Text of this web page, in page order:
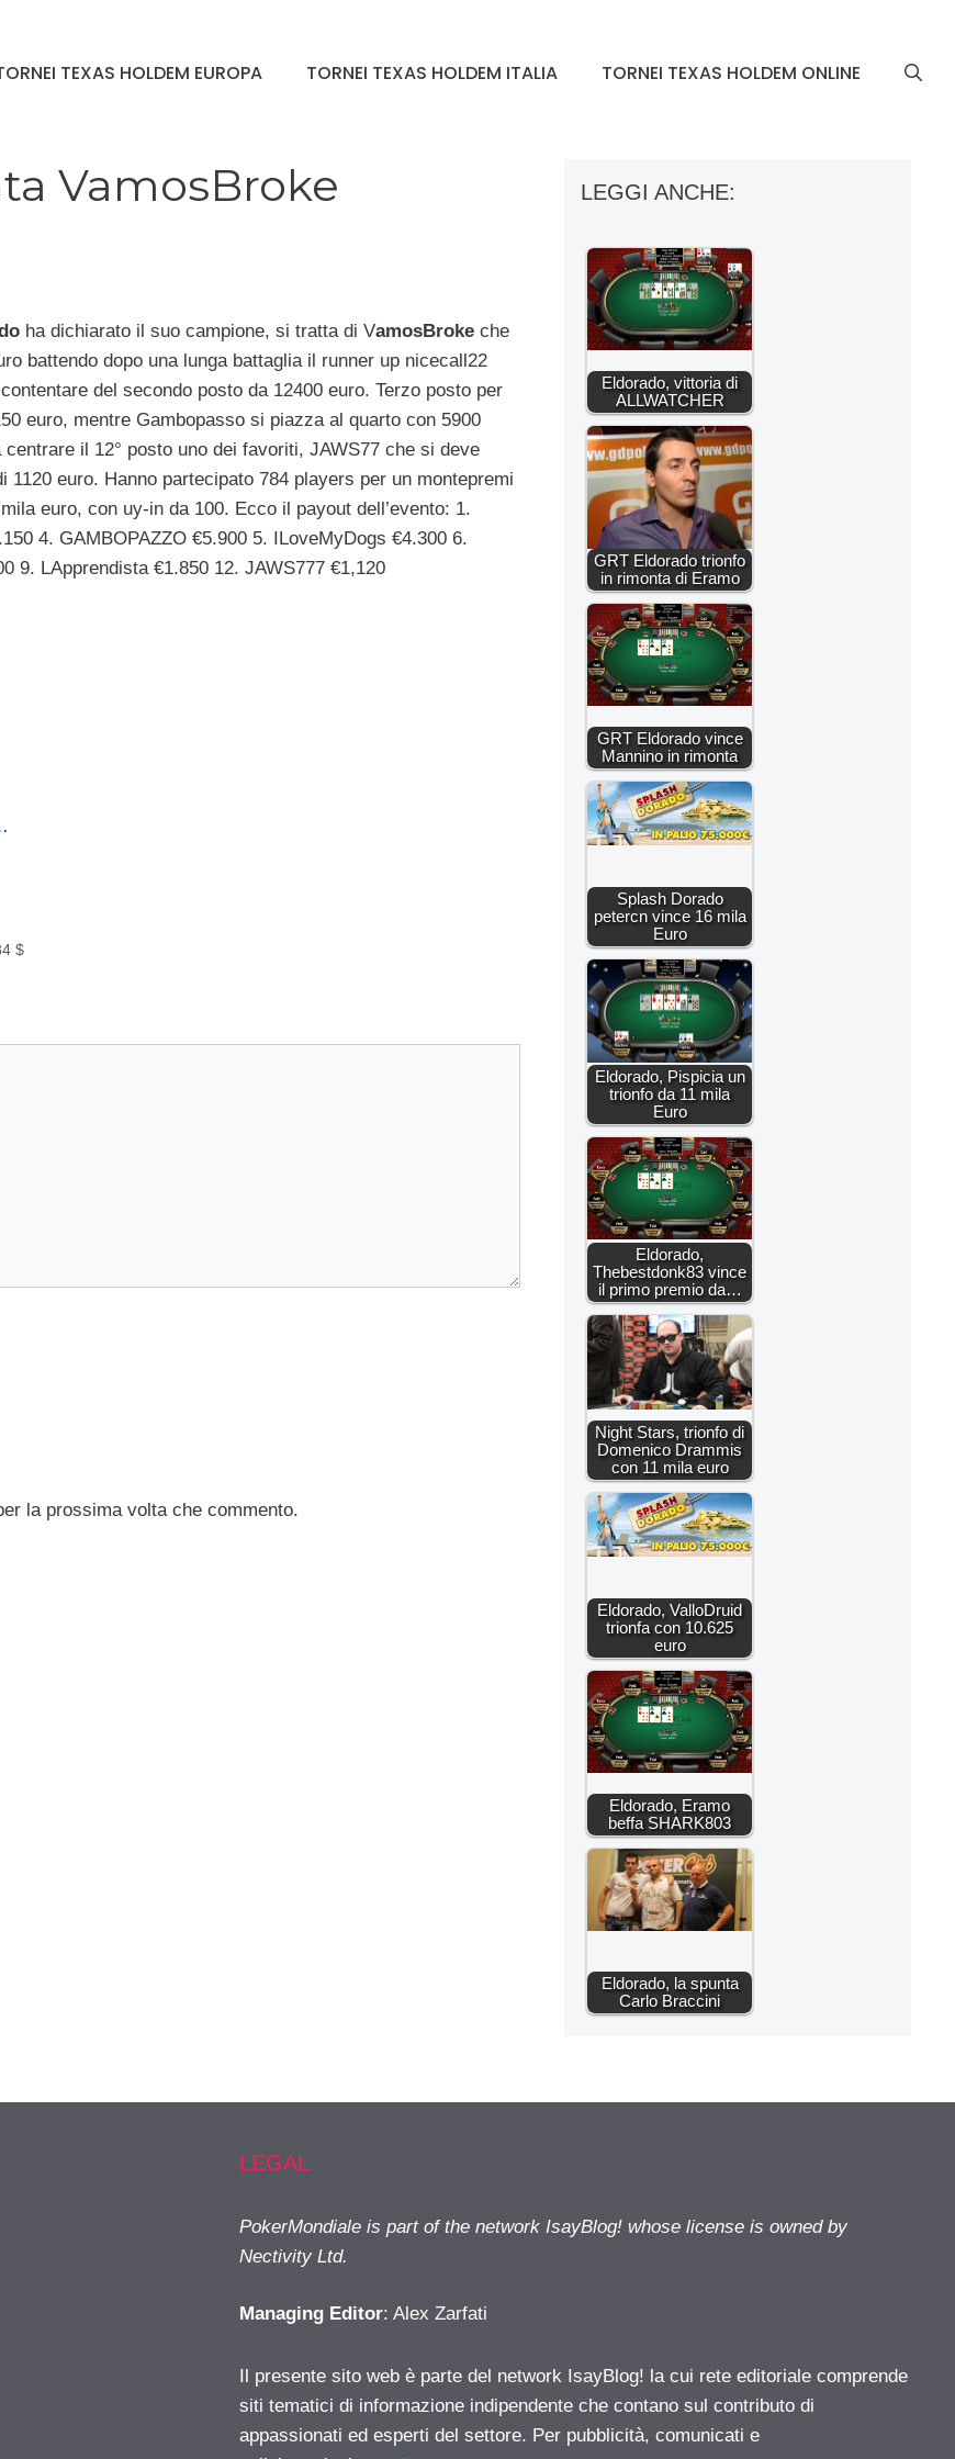
TEXAS HOLDEM EUROPA TORNEI TEXAS HOLDEM ITALIA TORNEI TEXAS HOLDEM ONLINE
VamosBroke
ha dichiarato il suo campione, si tratta di VamosBrokeche
battendo dopo una lunga battaglia il runner up nicecall22
del secondo posto da 12400 euro. Terzo posto per
euro, mentre Gambopasso si piazza al quarto con 5900
il 12° posto uno dei favoriti, JAWS77 che si deve
1120 euro. Hanno partecipato 784 players per un montepremi
euro, con uy-in da 100. Ecco il payout dell’evento: 1.
4. GAMBOPAZZO €5.900 5. ILoveMyDogs €4.300 6.
9. LApprendista €1.850 12. JAWS777 €1,120
$
la prossima volta che commento.
LEGGI ANCHE:
Eldorado, vittoria di
ALLWATCHER
GRT Eldorado trionfo
in rimonta di Eramo
GRT Eldorado vince
Mannino in rimonta
Splash Dorado
petercn vince 16 mila
Euro
Eldorado, Pispicia un
trionfo da 11 mila
Euro
Eldorado,
Thebestdonk83 vince
il primo premio da…
Night Stars, trionfo di
Domenico Drammis
con 11 mila euro
Eldorado, ValloDruid
trionfa con 10.625
euro
Eldorado, Eramo
beffa SHARK803
Eldorado, la spunta
Carlo Braccini
LEGAL
PokerMondiale is part of the network IsayBlog! whose license is owned by
Nectivity Ltd.
Managing Editor: Alex Zarfati
Il presente sito web è parte del network IsayBlog! la cui rete editoriale comprende
siti tematici di informazione indipendente che contano sul contributo di
appassionati ed esperti del settore. Per pubblicità, comunicati e